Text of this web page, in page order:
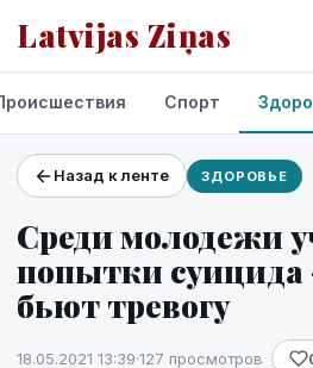
Latvijas Ziņas
Проекты и сервисы
Прогноз погоды
Спорт
Назад к ленте ЗДОРОВЬЕ
Среди молодежи
попытки суицида
бьют тревогу
18.05.2021 13:39·127 просмотров